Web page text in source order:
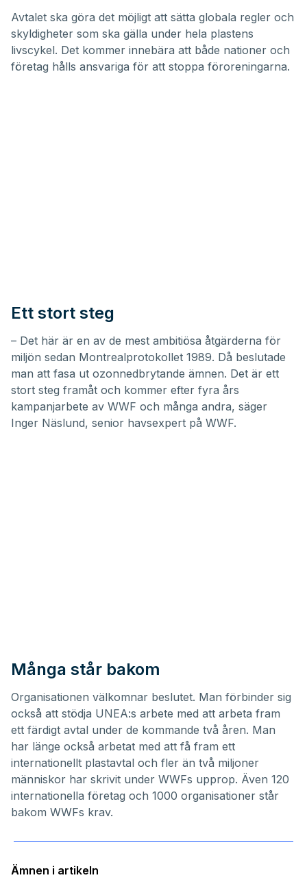
Avtalet ska göra det möjligt att sätta globala regler och
skyldigheter som ska gälla under hela plastens
livscykel. Det kommer innebära att både nationer och
företag hålls ansvariga för att stoppa föroreningarna.
Ett stort steg
– Det här är en av de mest ambitiösa åtgärderna för
miljön sedan Montrealprotokollet 1989. Då beslutade
man att fasa ut ozonnedbrytande ämnen. Det är ett
stort steg framåt och kommer efter fyra års
kampanjarbete av WWF och många andra, säger
Inger Näslund, senior havsexpert på WWF.
Många står bakom
Organisationen välkomnar beslutet. Man förbinder sig
också att stödja UNEA:s arbete med att arbeta fram
ett färdigt avtal under de kommande två åren. Man
har länge också arbetat med att få fram ett
internationellt plastavtal och fler än två miljoner
människor har skrivit under WWFs upprop. Även 120
internationella företag och 1000 organisationer står
bakom WWFs krav.
Ämnen i artikeln